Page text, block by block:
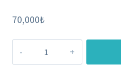
70,000₺
Tekerlekli